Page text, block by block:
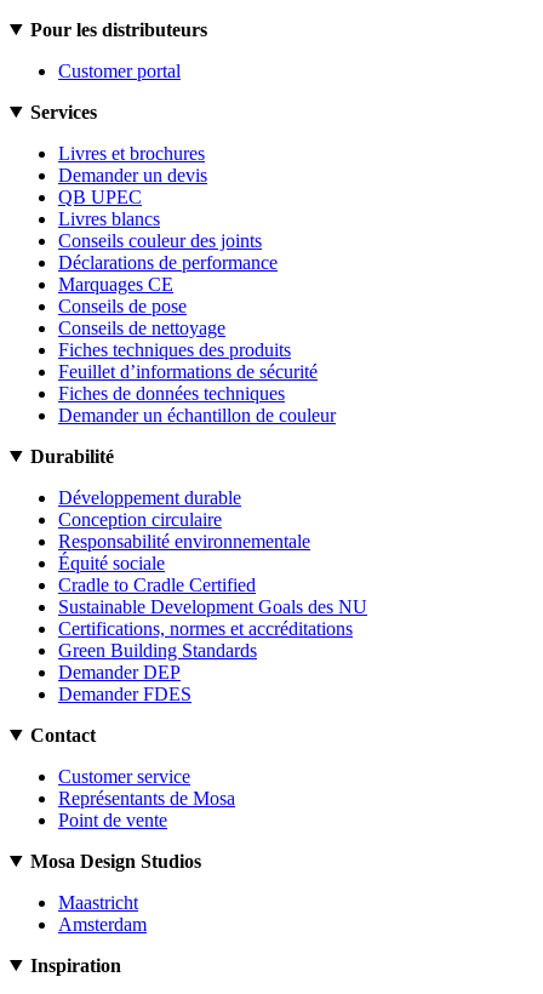
Pour les distributeurs
Customer portal
Services
Livres et brochures
Demander un devis
QB UPEC
Livres blancs
Conseils couleur des joints
Déclarations de performance
Marquages CE
Conseils de pose
Conseils de nettoyage
Fiches techniques des produits
Feuillet d’informations de sécurité
Fiches de données techniques
Demander un échantillon de couleur
Durabilité
Développement durable
Conception circulaire
Responsabilité environnementale
Équité sociale
Cradle to Cradle Certified
Sustainable Development Goals des NU
Certifications, normes et accréditations
Green Building Standards
Demander DEP
Demander FDES
Contact
Customer service
Représentants de Mosa
Point de vente
Mosa Design Studios
Maastricht
Amsterdam
Inspiration